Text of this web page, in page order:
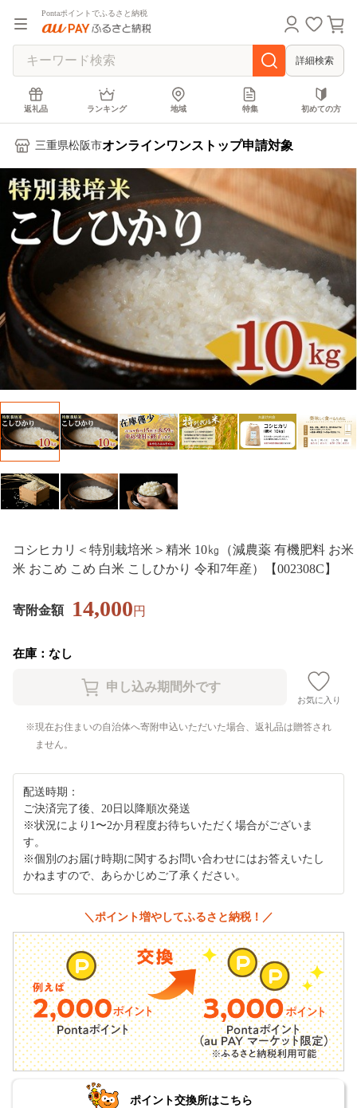
Pontaポイントでふるさと納税
詳細検索
返礼品 ランキング 地域 特集 初めての方
三重県松阪市オンラインワンストップ申請対象
コシヒカリ＜特別栽培米＞精米 10㎏（減農薬 有機肥料 お米
米 おこめ こめ 白米 こしひかり 令和7年産）【002308C】
寄附金額 14,000円
在庫：なし
お気に入り
現在お住まいの自治体へ寄附申込いただいた場合、返礼品は贈答され
ません。
配送時期：
ご決済完了後、20日以降順次発送
※状況により1〜2か月程度お待ちいただく場合がございま
す。
※個別のお届け時期に関するお問い合わせにはお答えいたし
かねますので、あらかじめご了承ください。
＼ポイント増やしてふるさと納税！／
ポイント交換所はこちら